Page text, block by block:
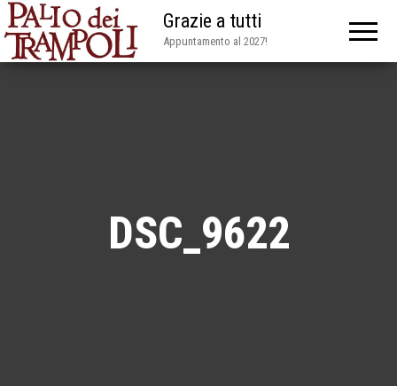
Grazie a tutti
Appuntamento al 2027!
DSC_9622